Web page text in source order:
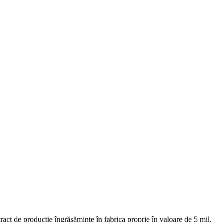
de producţie îngrăşăminte în fabrica proprie în valoare de 5 mil.